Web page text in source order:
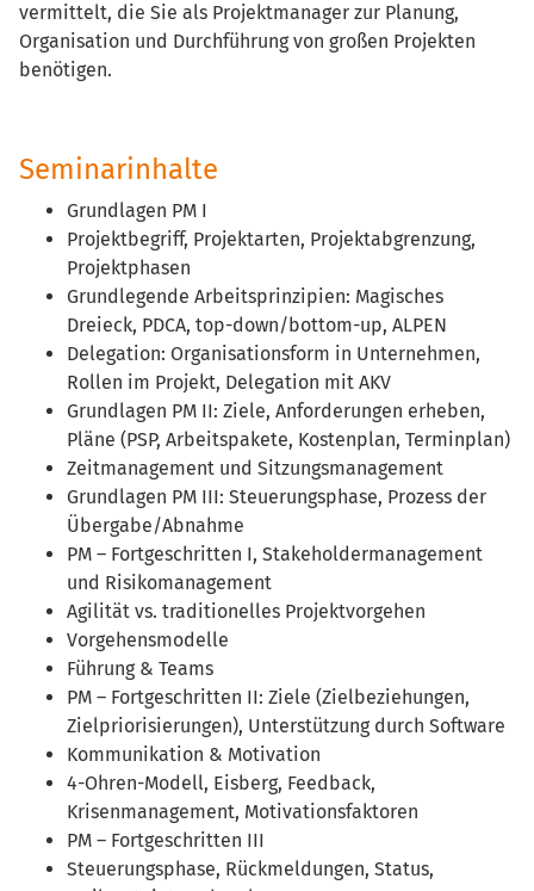
vermittelt, die Sie als Projektmanager zur Planung,
Organisation und Durchführung von großen Projekten
benötigen.
Seminarinhalte
Grundlagen PM I
Projektbegriff, Projektarten, Projektabgrenzung,
Projektphasen
Grundlegende Arbeitsprinzipien: Magisches
Dreieck, PDCA, top-down/bottom-up, ALPEN
Delegation: Organisationsform in Unternehmen,
Rollen im Projekt, Delegation mit AKV
Grundlagen PM II: Ziele, Anforderungen erheben,
Pläne (PSP, Arbeitspakete, Kostenplan, Terminplan)
Zeitmanagement und Sitzungsmanagement
Grundlagen PM III: Steuerungsphase, Prozess der
Übergabe/Abnahme
PM – Fortgeschritten I, Stakeholdermanagement
und Risikomanagement
Agilität vs. traditionelles Projektvorgehen
Vorgehensmodelle
Führung & Teams
PM – Fortgeschritten II: Ziele (Zielbeziehungen,
Zielpriorisierungen), Unterstützung durch Software
Kommunikation & Motivation
4-Ohren-Modell, Eisberg, Feedback,
Krisenmanagement, Motivationsfaktoren
PM – Fortgeschritten III
Steuerungsphase, Rückmeldungen, Status,